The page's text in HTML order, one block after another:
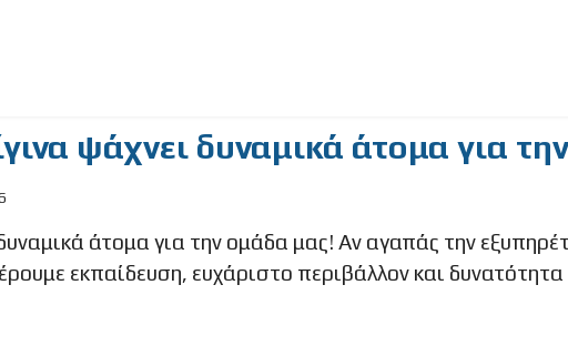
ψάχνει δυναμικά άτομα για
άτομα για την ομάδα μας! Αν αγαπάς την
εκπαίδευση, ευχάριστο περιβάλλον και δυνατότητα